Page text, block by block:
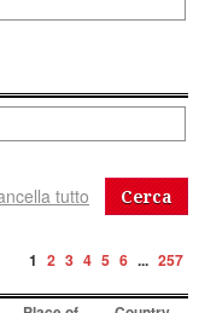
Cerca
1 2 3 4 5 6 ... 257